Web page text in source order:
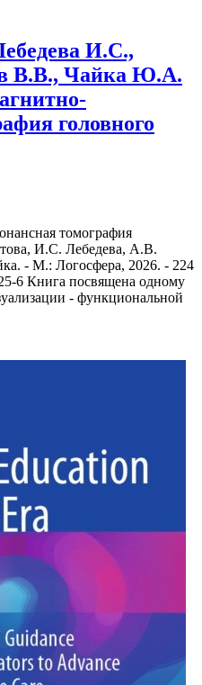
И.С.,
В.В., Чайка Ю.А.
головного
томография
И.С. Лебедева, А.В.
- М.: Логосфера, 2026. - 224
6 Книга посвящена одному
- функциональной